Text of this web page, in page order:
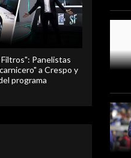
Panelistas
a Crespo y
programa